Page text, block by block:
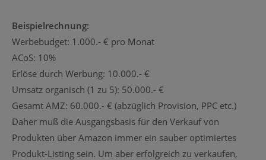
Beispielrechnung:
Werbebudget: 1.000.- € pro Monat
ACoS: 10%
Erlöse durch Werbung: 10.000.- €
Umsatz organisch (1 zu 5): 50.000.- €
Gesamt AMZ: 60.000.- € (abzüglich Provision, PPC etc.)
Daher muß die Ausgangsbasis für den Verkauf von
Produkten über Amazon immer ein sauber optimiertes
Produkt-Listing sein. Um aber erfolgreich zu verkaufen,